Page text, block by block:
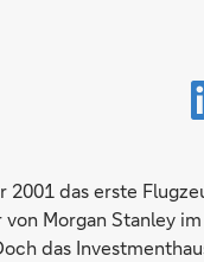
2001 das erste
Morgan Stanley
das